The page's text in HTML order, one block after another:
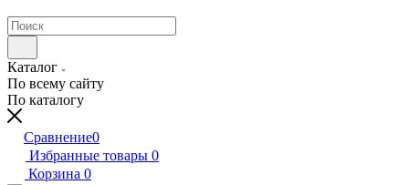
Каталог
По всему сайту
По каталогу
Сравнение0
Избранные товары 0
Корзина 0